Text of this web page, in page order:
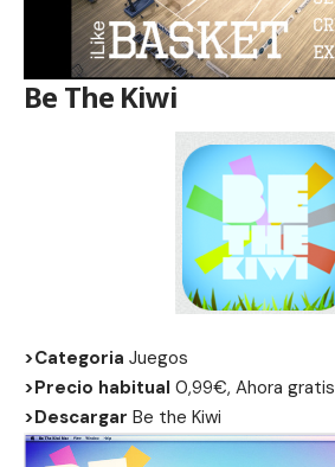
Be The Kiwi
>Categoria Juegos
>Precio habitual 0,99€, Ahora gratis
>Descargar Be the Kiwi